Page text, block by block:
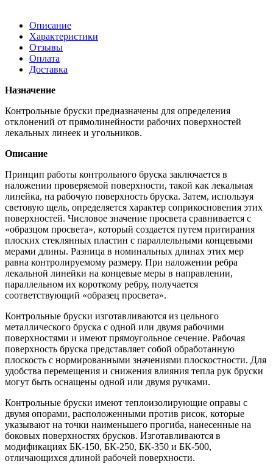
Описание
Характеристики
Отзывы
Оплата
Доставка
Назначение
Контрольные бруски предназначены для определения
отклонений от прямолинейности рабочих поверхностей
лекальных линеек и угольников.
Описание
Принцип работы контрольного бруска заключается в
наложении проверяемой поверхности, такой как лекальная
линейка, на рабочую поверхность бруска. Затем, используя
световую щель, определяется характер соприкосновения этих
поверхностей. Числовое значение просвета сравнивается с
«образцом просвета», который создается путем притирания
плоских стеклянных пластин с параллельными концевыми
мерами длины. Разница в номинальных длинах этих мер
равна контролируемому размеру. При наложении ребра
лекальной линейки на концевые меры в направлении,
параллельном их короткому ребру, получается
соответствующий «образец просвета».
Контрольные бруски изготавливаются из цельного
металлического бруска с одной или двумя рабочими
поверхностями и имеют прямоугольное сечение. Рабочая
поверхность бруска представляет собой обработанную
плоскость с нормированными значениями плоскостности. Для
удобства перемещения и снижения влияния тепла рук бруски
могут быть оснащены одной или двумя ручками.
Контрольные бруски имеют теплоизолирующие оправы с
двумя опорами, расположенными против рисок, которые
указывают на точки наименьшего прогиба, нанесенные на
боковых поверхностях брусков. Изготавливаются в
модификациях БК-150, БК-250, БК-350 и БК-500,
отличающихся длиной рабочей поверхности.